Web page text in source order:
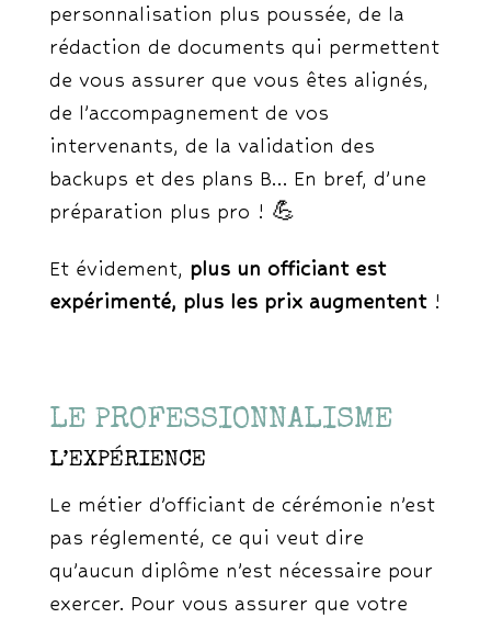
personnalisation plus poussée, de la
rédaction de documents qui permettent
de vous assurer que vous êtes alignés,
de l’accompagnement de vos
intervenants, de la validation des
backups et des plans B… En bref, d’une
préparation plus pro ! 💪
Et évidement, plus un officiant est
expérimenté, plus les prix augmentent!
LE PROFESSIONNALISME
L’EXPÉRIENCE
Le métier d’officiant de cérémonie n’est
pas réglementé, ce qui veut dire
qu’aucun diplôme n’est nécessaire pour
exercer. Pour vous assurer que votre